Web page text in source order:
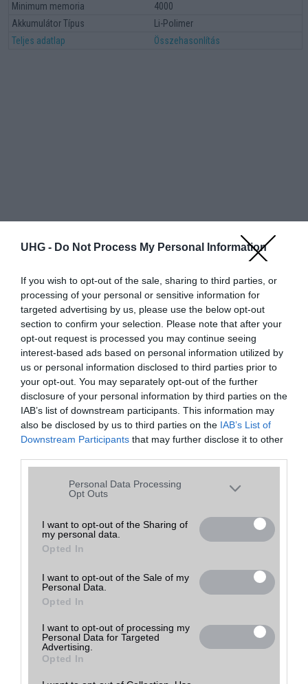
UHG - Do Not Process My Personal Information
If you wish to opt-out of the sale, sharing to third parties, or
processing of your personal or sensitive information for
targeted advertising by us, please use the below opt-out
section to confirm your selection. Please note that after your
opt-out request is processed you may continue seeing
interest-based ads based on personal information utilized by
us or personal information disclosed to third parties prior to
your opt-out. You may separately opt-out of the further
disclosure of your personal information by third parties on the
IAB’s list of downstream participants. This information may
also be disclosed by us to third parties on the IAB’s List of
Downstream Participants that may further disclose it to other
services and may gather and store information including but
grant or deny consent to Google and its third-party tags to
use your data for below specified purposes in below Google
consent section.
Personal Data Processing
Opt Outs
I want to opt-out of the Sharing of
my personal data.
Opted In
I want to opt-out of the Sale of my
Personal Data.
Opted In
I want to opt-out of processing my
Personal Data for Targeted
Advertising.
Opted In
Minimum memoria
4000
Akkumulátor Típus
Li-Polimer
Teljes adatlap
Összehasonlítás
Egy oldalon találat
Bolt neve
Részlete
k
Állapot Szín Bruttó ár
További ajánlatok
GSMZóna Lehel
Csarnok
Budapest
részlete
k
haszná
lt
feket
e
39 990
Ft
(ne. 39
990)
Tovább a
bolthoz
k
lt
kék
50 000
Előrendelésben 8 ezer forint az új Xiaomi okosóra
A Xiaomi Haylou LS01 a legújabb az ár-érték arányban kiemelkedő
Olyan olcsó a Redmi Note 8T, hogy csak kettőt vehetsz